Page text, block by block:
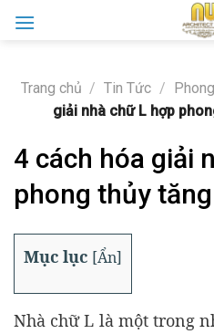
Trang chủ / Tin Tức /
giải nhà chữ L hợp
4 cách hóa giải
phong thủy
Mục lục [Ẩn]
Nhà chữ L là một trong